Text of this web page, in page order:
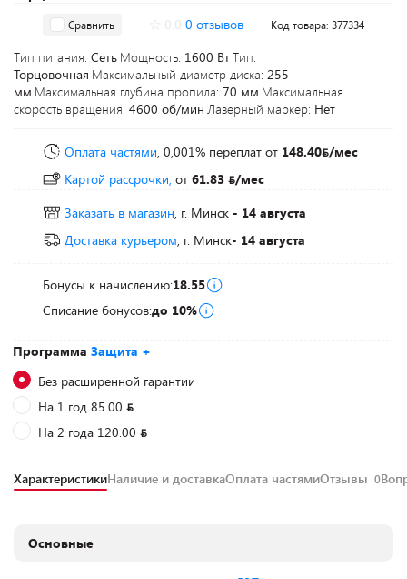
Программа Защита +
Без расширенной гарантии
На 1 год 85.00
На 2 года 120.00
Сравнить 0 отзывов Код товара: 377334
Тип питания: Сеть Мощность: 1600 ВтТип:
Торцовочная Максимальный диаметр диска: 255
мм Максимальная глубина пропила: 70 мм Максимальная
скорость вращения: 4600 об/мин Лазерный маркер: Нет
Оплата частями, 0,001% переплат от 148.40 /мес
Картой рассрочки, от 61.83
/мес
Заказать в магазин, г. Минск - 14 августа
Доставка курьером, г. Минск- 14 августа
Бонусы к начислению:18.55
Списание бонусов:до 10%
ХарактеристикиНаличие и доставкаОплата частямиОтзывы 0
Основные